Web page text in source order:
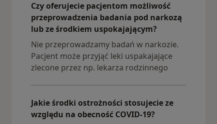
Czy oferujecie pacjentom możliwość
przeprowadzenia badania pod narkozą
lub ze środkiem uspokajającym?
Nie przeprowadzamy badań w narkozie.
Pacjent może przyjąć leki uspakajające
zlecone przez np. lekarza rodzinnego
Jakie środki ostrożności stosujecie ze
względu na obecność COVID-19?